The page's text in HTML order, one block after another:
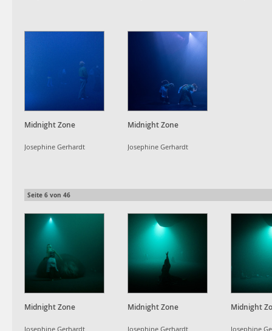
Midnight Zone
Josephine Gerhardt
Midnight Zone
Josephine Gerhardt
Seite 6 von 46
Midnight Zone
Josephine Gerhardt
Midnight Zone
Josephine Gerhardt
Midnight
Josephine